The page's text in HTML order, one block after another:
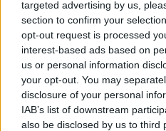
targeted advertising by us,
section to confirm your
opt-out request is processed
interest-based ads based on
us or personal information
your opt-out. You may
disclosure of your personal
IAB’s list of downstream
also be disclosed by us to third
Oldest
Jerry Seriatos
Και ο Στάλιν ειχε ζητησει το ίδιο.
0 Reply